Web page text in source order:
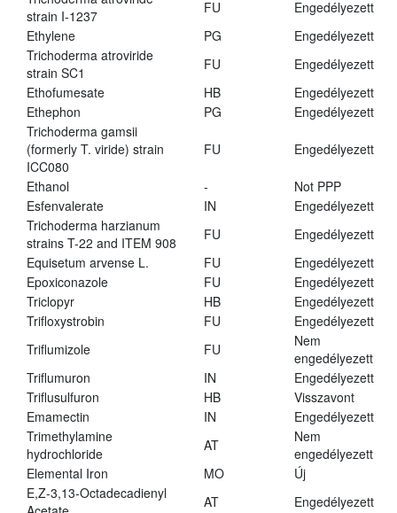
strain I-1237
FU
Engedélyezett
Ethylene
PG
Engedélyezett
Trichoderma atroviride
strain SC1
FU
Engedélyezett
Ethofumesate
HB
Engedélyezett
Ethephon
PG
Engedélyezett
Trichoderma gamsii
(formerly T. viride) strain
ICC080
FU Engedélyezett
Ethanol -
Not PPP
Esfenvalerate
IN
Engedélyezett
Trichoderma harzianum
strains T-22 and ITEM 908
FU
Engedélyezett
Equisetum arvense L.
FU
Engedélyezett
Epoxiconazole
FU
Engedélyezett
Triclopyr
HB
Engedélyezett
Trifloxystrobin
FU
Engedélyezett
Triflumizole
FU
Nem
engedélyezett
Triflumuron
IN
Engedélyezett
Triflusulfuron
HB
Visszavont
Emamectin
IN
Engedélyezett
Trimethylamine
hydrochloride
AT
Nem
engedélyezett
Elemental Iron
MO
Új
E,Z-3,13-Octadecadienyl
AT
Engedélyezett